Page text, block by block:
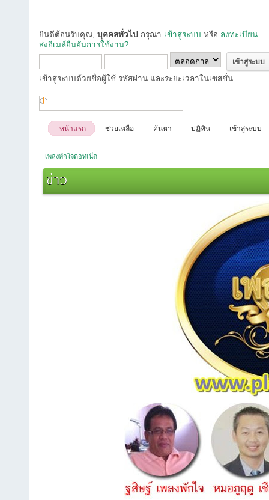
ยินดีต้อนรับคุณ, บุคคลทั่วไป กรุณา เข้าสู่ระบบ หรือ ลงทะเบียน
ส่งอีเมล์ยืนยันการใช้งาน?
เข้าสู่ระบบด้วยชื่อผู้ใช้ รหัสผ่าน และระยะเวลาในเซสชั่น
หน้าแรก ช่วยเหลือ ค้นหา ปฏิทิน เข้าสู่ระบบ
เพลงพักใจดอทเน็ต
ข่าว